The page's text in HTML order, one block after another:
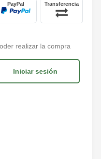
PayPal Transferencia
realizar la compra
Iniciar sesión